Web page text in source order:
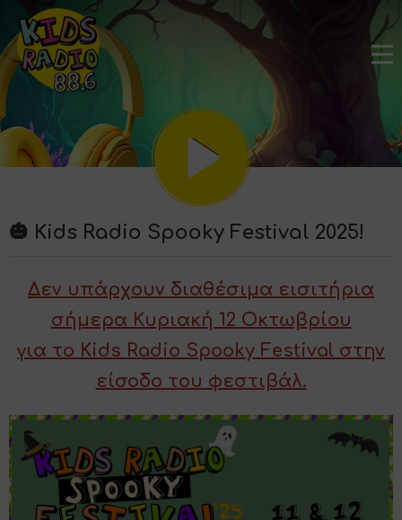
🎃 Kids Radio Spooky Festival 2025!
Δεν υπάρχουν διαθέσιμα εισιτήρια
σήμερα Κυριακή 12 Οκτωβρίου
για το Kids Radio Spooky Festival στην
είσοδο του φεστιβάλ.